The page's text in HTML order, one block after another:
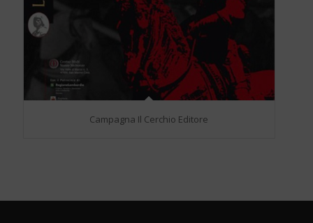
Campagna Il Cerchio Editore